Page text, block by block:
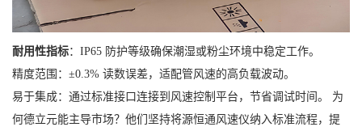
耐用性指标：IP65 防护等级确保潮湿或粉尘环境中稳定工作。
精度范围：±0.3% 读数误差，适配管风速的高负载波动。
易于集成：通过标准接口连接到风速控制平台，节省调试时间。 为
何德立元能主导市场？他们坚持将源恒通风速仪纳入标准流程，提